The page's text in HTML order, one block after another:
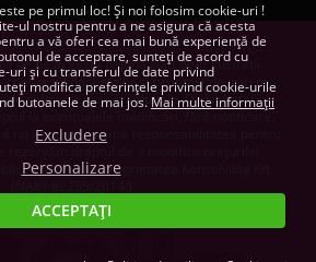
de pe această pagină sunt doar ilustrații.
conținutul pachetelor și cerințele de sistem
software sunt orientative. Dezvoltatorii și
la eventualele modificări, fără notificare,
nu își poate asuma responsabilitatea pentru
aici, sunt proprietatea Konzolvilág Kft.
pe primul loc! Și noi folosim cookie-uri !
ul nostru pentru a ne asigura că acesta
a vă oferi cea mai bună experiență de
de acceptare, sunteți de acord cu
uri și cu transferul de date privind
modifica preferințele privind cookie-urile
butoanele de mai jos. Mai multe informații
Excludere
Personalizare
ACCEPTAȚI